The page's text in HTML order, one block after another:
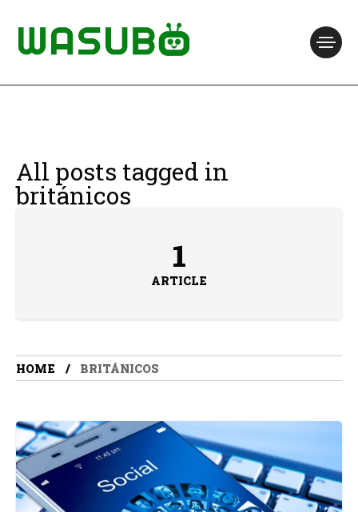
All posts tagged in
británicos
1
ARTICLE
HOME BRITÁNICOS